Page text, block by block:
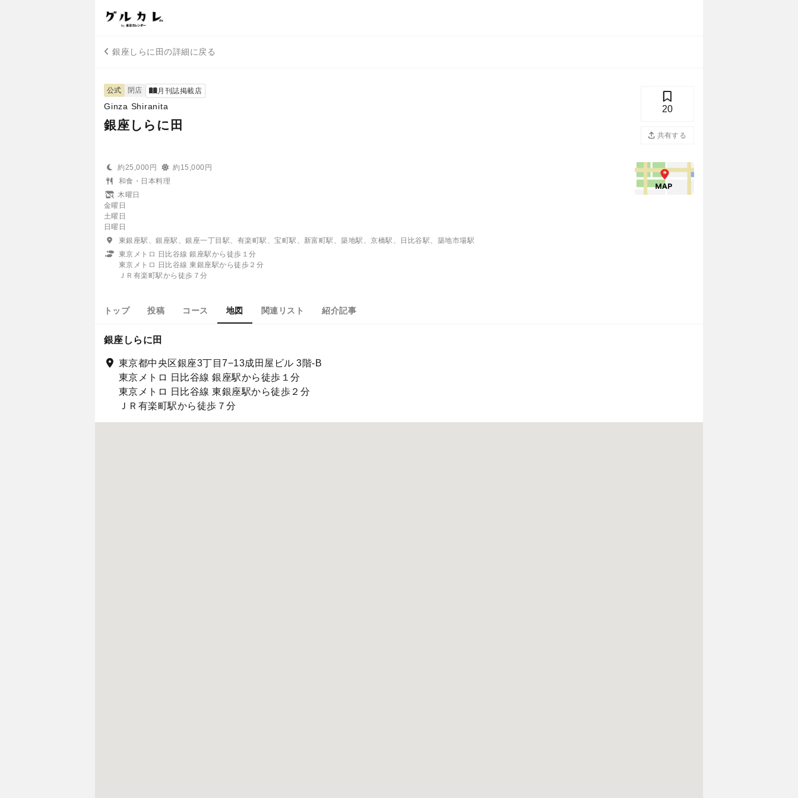
銀座しらに田の詳細に戻る
公式 閉店 月刊誌掲載店
Ginza Shiranita
銀座しらに田
20
共有する
約25,000円
約15,000円
和食・日本料理
木曜日
金曜日
土曜日
日曜日
東銀座駅、銀座駅、銀座一丁目駅、有楽町駅、宝町駅、新富町駅、築地駅、京橋駅、日比谷駅、築地市場駅
東京メトロ 日比谷線 銀座駅から徒歩１分
東京メトロ 日比谷線 東銀座駅から徒歩２分
ＪＲ有楽町駅から徒歩７分
トップ 投稿 コース 地図 関連リスト 紹介記事
銀座しらに田
東京都中央区銀座3丁目7−13成田屋ビル 3階-B
東京メトロ 日比谷線 銀座駅から徒歩１分
東京メトロ 日比谷線 東銀座駅から徒歩２分
ＪＲ有楽町駅から徒歩７分